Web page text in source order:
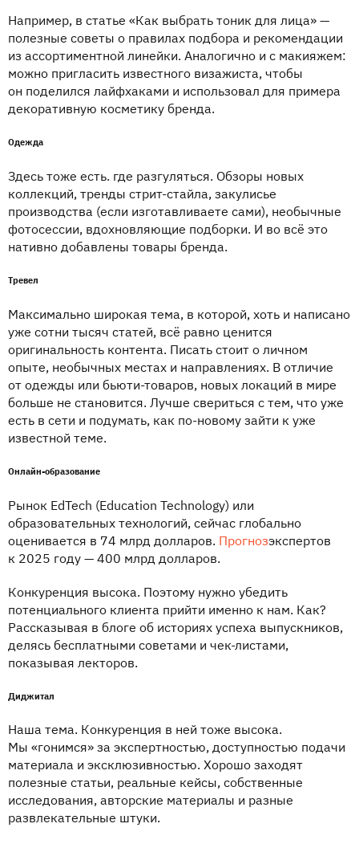
Например, в статье «Как выбрать тоник для лица» —
полезные советы о правилах подбора и рекомендации
из ассортиментной линейки. Аналогично и с макияжем:
можно пригласить известного визажиста, чтобы
он поделился лайфхаками и использовал для примера
декоративную косметику бренда.
Одежда
Здесь тоже есть. где разгуляться. Обзоры новых
коллекций, тренды стрит-стайла, закулисье
производства (если изготавливаете сами), необычные
фотосессии, вдохновляющие подборки. И во всё это
нативно добавлены товары бренда.
Тревел
Максимально широкая тема, в которой, хоть и написано
уже сотни тысяч статей, всё равно ценится
оригинальность контента. Писать стоит о личном
опыте, необычных местах и направлениях. В отличие
от одежды или бьюти-товаров, новых локаций в мире
больше не становится. Лучше свериться с тем, что уже
есть в сети и подумать, как по-новому зайти к уже
известной теме.
Онлайн-образование
Рынок EdTech (Education Technology) или
образовательных технологий, сейчас глобально
оценивается в 74 млрд долларов. Прогнозэкспертов
к 2025 году — 400 млрд долларов.
Конкуренция высока. Поэтому нужно убедить
потенциального клиента прийти именно к нам. Как?
Рассказывая в блоге об историях успеха выпускников,
делясь бесплатными советами и чек-листами,
показывая лекторов.
Диджитал
Наша тема. Конкуренция в ней тоже высока.
Мы «гонимся» за экспертностью, доступностью подачи
материала и эксклюзивностью. Хорошо заходят
полезные статьи, реальные кейсы, собственные
исследования, авторские материалы и разные
развлекательные штуки.